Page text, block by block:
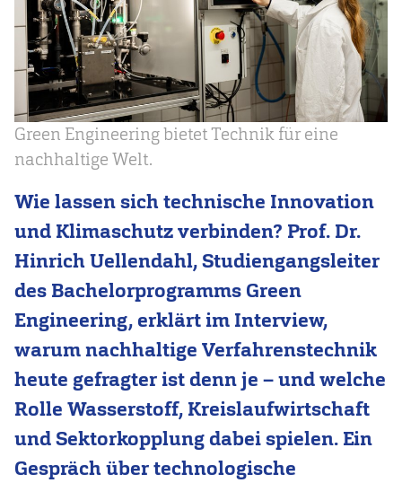
Green Engineering bietet Technik für eine
nachhaltige Welt.
Wie lassen sich technische Innovation
und Klimaschutz verbinden? Prof. Dr.
Hinrich Uellendahl, Studiengangsleiter
des Bachelorprogramms Green
Engineering, erklärt im Interview,
warum nachhaltige Verfahrenstechnik
heute gefragter ist denn je – und welche
Rolle Wasserstoff, Kreislaufwirtschaft
und Sektorkopplung dabei spielen. Ein
Gespräch über technologische